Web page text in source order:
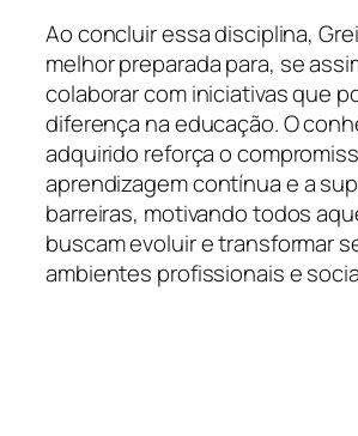
Ao concluir essa disciplina,
melhor preparada para, se
colaborar com iniciativas que
diferença na educação. O
adquirido reforça o
aprendizagem contínua e a
barreiras, motivando todos
buscam evoluir e transformar
ambientes profissionais e